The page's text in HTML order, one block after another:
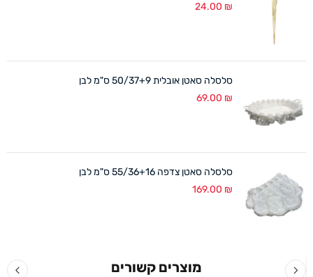
24.00 ₪
סלסלה סאטן אובלית 50/37+9 ס"מ לבן
69.00 ₪
סלסלה סאטן צדפה 55/36+16 ס"מ לבן
169.00 ₪
מוצרים קשורים